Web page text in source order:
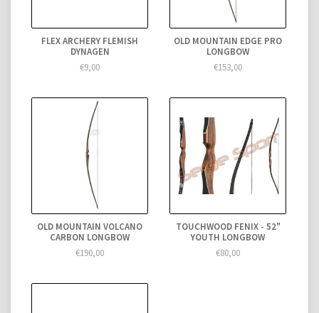
FLEX ARCHERY FLEMISH
DYNAGEN
€9,00
OLD MOUNTAIN EDGE PRO
LONGBOW
€153,00
OLD MOUNTAIN VOLCANO
CARBON LONGBOW
€190,00
TOUCHWOOD FENIX - 52"
YOUTH LONGBOW
€80,00